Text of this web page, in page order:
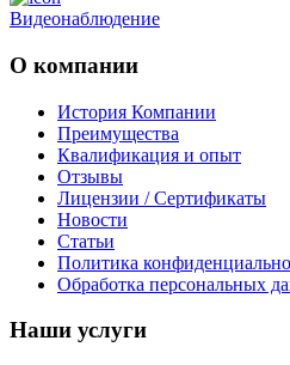
Видеонаблюдение
О компании
История Компании
Преимущества
Квалификация и опыт
Отзывы
Лицензии / Сертификаты
Новости
Статьи
Политика
Обработка персональных
Наши услуги